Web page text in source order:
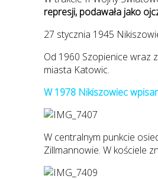
represji, podawała jako
27 stycznia 1945
Od 1960 Szopienice wraz
miasta Katowic.
W 1978 Nikiszowiec
W centralnym punkcie
Zillmannowie. W kościele